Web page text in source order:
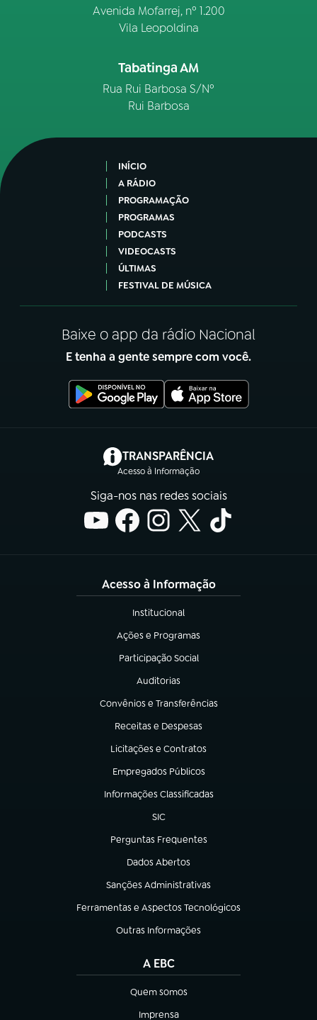
Avenida Mofarrej, nº 1.200
Vila Leopoldina
Tabatinga AM
Rua Rui Barbosa S/Nº
Rui Barbosa
INÍCIO
A RÁDIO
PROGRAMAÇÃO
PROGRAMAS
PODCASTS
VIDEOCASTS
ÚLTIMAS
FESTIVAL DE MÚSICA
Baixe o app da rádio Nacional
E tenha a gente sempre com você.
TRANSPARÊNCIA
Acesso à Informação
(abre em nova aba)
Siga-nos nas redes sociais
Acesso à Informação
Institucional
(abre em nova aba)
Ações e Programas
(abre em nova aba)
Participação Social
(abre em nova aba)
Auditorias
(abre em nova aba)
Convênios e Transferências
(abre em nova aba)
Receitas e Despesas
(abre em nova aba)
Licitações e Contratos
(abre em nova aba)
Empregados Públicos
(abre em nova aba)
Informações Classificadas
(abre em nova aba)
SIC
(abre em nova aba)
Perguntas Frequentes
(abre em nova aba)
Dados Abertos
(abre em nova aba)
Sanções Administrativas
(abre em nova aba)
Ferramentas e Aspectos Tecnológicos
(abre em nova aba)
Outras Informações
(abre em nova aba)
A EBC
Quem somos
(abre em nova aba)
Imprensa